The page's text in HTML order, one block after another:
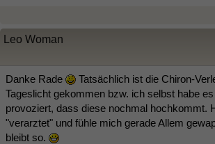
Leo Woman
Danke Rade
Tatsächlich ist die Chiron-
Tageslicht gekommen bzw. ich selbst habe
provoziert, dass diese nochmal hochkommt.
"verarztet" und fühle mich gerade Allem
bleibt so.